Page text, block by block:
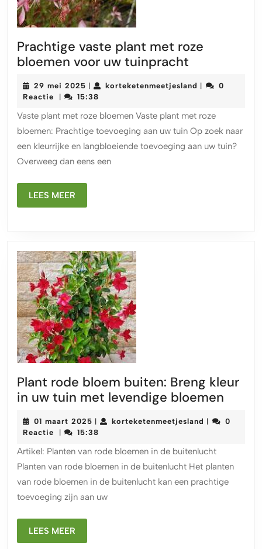
Prachtige vaste plant met roze
bloemen voor uw tuinpracht
plant
roze
bloemen
voor
29 mei 2025 29
mei
| korteketenmeetjesland |
0
Reactie
| 15:38
Vaste plant met roze bloemen Vaste plant met roze
bloemen: Prachtige toevoeging aan uw tuin Op zoek naar
een kleurrijke en langbloeiende toevoeging aan uw tuin?
Overweeg dan eens een
LEES MEER
MEER
Plant rode bloem buiten: Breng kleur
in uw tuin met levendige bloemen
bloem
kleur
in
01 maart 2025 01
maart
| korteketenmeetjesland |
0
Reactie
| 15:38
Artikel: Planten van rode bloemen in de buitenlucht
Planten van rode bloemen in de buitenlucht Het planten
van rode bloemen in de buitenlucht kan een prachtige
toevoeging zijn aan uw
LEES MEER
MEER